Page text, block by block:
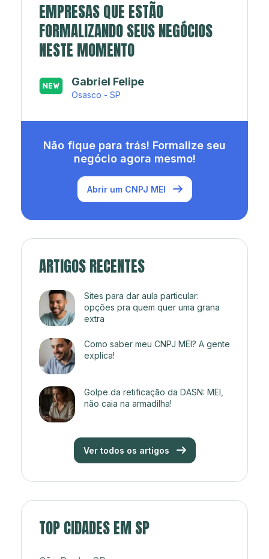
EMPRESAS QUE ESTÃO
FORMALIZANDO SEUS NEGÓCIOS
NESTE MOMENTO
Japa’s açaí e sorveteria
Rio de Janeiro - RJ
Não fique para trás! Formalize seu
negócio agora mesmo!
Abrir um CNPJ MEI
ARTIGOS RECENTES
Sites para dar aula particular:
opções pra quem quer uma grana
extra
Como saber meu CNPJ MEI? A gente
explica!
Golpe da retificação da DASN: MEI,
não caia na armadilha!
Ver todos os artigos
TOP CIDADES EM SP